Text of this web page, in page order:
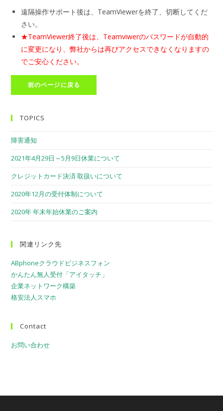
遠隔操作サポート後は、TeamViewerを終了、切断してくだ
さい。
★TeamViewer終了後は、Teamviwerのパスワードが自動的
に変更になり、弊社からは再びアクセスできなくなりますの
でご安心ください。
TOPICS
障害通知
2021年4月29日～5月9日休業について
クレジットカード決済 取扱いについて
2020年12月の受付体制について
2020年 年末年始休業のご案内
関連リンク先
ABphoneクラウドビジネスフォン
かんたん無人受付「アイタッチ」
企業ネットワーク構築
格安法人スマホ
Contact
お問い合わせ